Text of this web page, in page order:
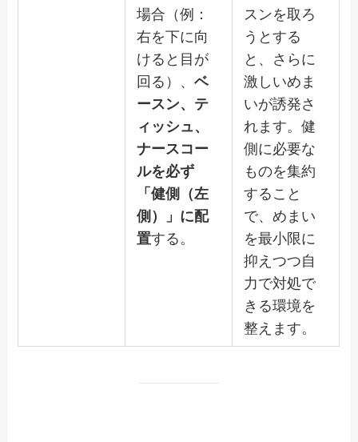
場合（例：
右を下に向
けると目が
回る）、 ベ
ースン、テ
ィッシュ、
ナースコー
ルを必ず
「健側（左
側）」に配
置する。
スンを取ろ
うとする
と、さらに
激しいめま
いが誘発さ
れます。健
側に必要な
ものを集約
すること
で、めまい
を最小限に
抑えつつ自
力で対処で
きる環境を
整えます。